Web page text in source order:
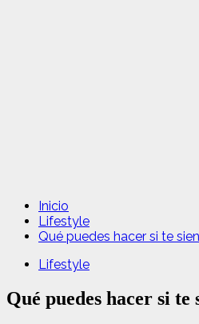
Inicio
Lifestyle
Qué puedes hacer si te
Lifestyle
Qué puedes hacer si